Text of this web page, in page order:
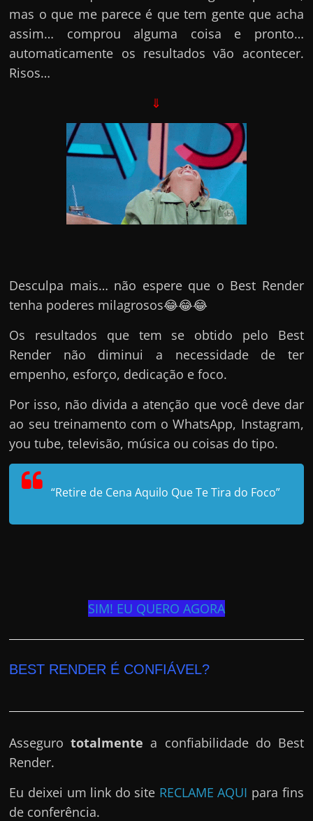
mas o que me parece é que tem gente que acha
assim… comprou alguma coisa e pronto…
automaticamente os resultados vão acontecer.
Risos…
⇓
Desculpa mais… não espere que o Best Render
tenha poderes milagrosos😂😂😂
Os resultados que tem se obtido pelo Best
Render não diminui a necessidade de ter
empenho, esforço, dedicação e foco.
Por isso, não divida a atenção que você deve dar
ao seu treinamento com o WhatsApp, Instagram,
you tube, televisão, música ou coisas do tipo.
“Retire de Cena Aquilo Que Te Tira do Foco”
SIM! EU QUERO AGORA
BEST RENDER É CONFIÁVEL?
Assegurototalmente a confiabilidade do Best
Render.
Eu deixei um link do site RECLAME AQUI para fins
de conferência.